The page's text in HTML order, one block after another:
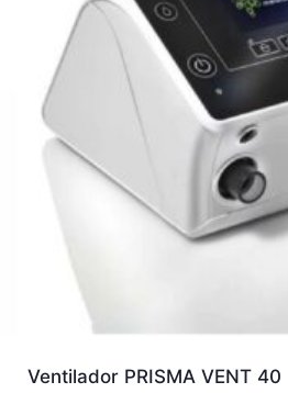
Ventilador PRISMA VENT 40